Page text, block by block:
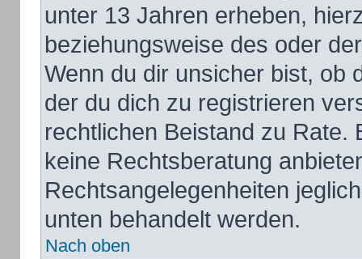
unter 13 Jahren erheben,
beziehungsweise des oder
Wenn du dir unsicher bist, ob
der du dich zu registrieren
rechtlichen Beistand zu Rate.
keine Rechtsberatung
Rechtsangelegenheiten
unten behandelt werden.
Nach oben